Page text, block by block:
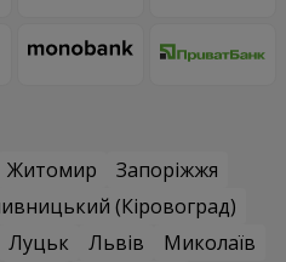
Житомир
Запоріжжя
(Кіровоград)
Луцьк Львів
Миколаїв